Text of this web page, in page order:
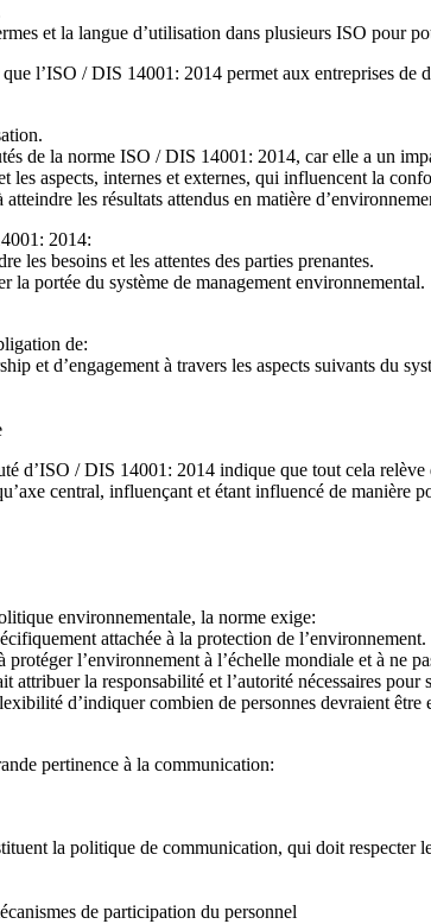
et la langue d’utilisation dans plusieurs ISO pour
l’ISO / DIS 14001: 2014 permet aux entreprises de
de la norme ISO / DIS 14001: 2014, car elle a un
les aspects, internes et externes, qui influencent la
les résultats attendus en matière
2014:
les besoins et les attentes des parties prenantes.
la portée du système de management environnemental.
de:
et d’engagement à travers les aspects suivants du
d’ISO / DIS 14001: 2014 indique que tout cela
central, influençant et étant influencé de manière
environnementale, la norme exige:
attachée à la protection de l’environnement.
protéger l’environnement à l’échelle mondiale et à ne
attribuer la responsabilité et l’autorité nécessaires
d’indiquer combien de personnes devraient être
pertinence à la communication:
la politique de communication, qui doit respecter
de participation du personnel